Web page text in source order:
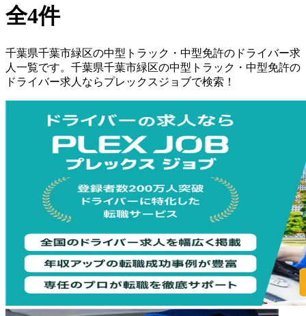
全4件
千葉県千葉市緑区の中型トラック・中型免許の ドライバー求
人一覧です。 千葉県千葉市緑区の中型トラック・中型免許の
ドライバー求人ならプレックスジョブで検索！